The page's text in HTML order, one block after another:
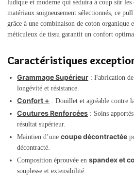
ludique et moderne qui séduira à coup sûr
matériaux soigneusement sélectionnés, ce
grâce à une combinaison de coton organique
méticuleux de tissu garantit un confort
Caractéristiques
Grammage Supérieur : Fabrication
longévité et résistance.
Confort + : Douillet et agréable contre la
Coutures Renforcées : Soins
résultat supérieur.
Maintien d’une coupe décontractée
décontracté.
Composition éprouvée en spandex et
souplesse et extensibilité.